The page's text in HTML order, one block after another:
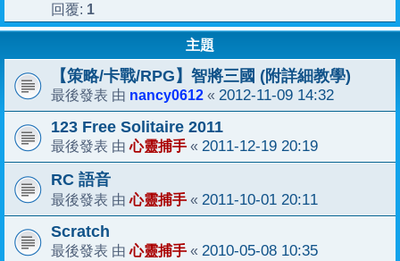
回覆: 1
主題
【策略/卡戰/RPG】智將三國 (附詳細教學)
最後發表 由 nancy0612 « 2012-11-09 14:32
123 Free Solitaire 2011
最後發表 由心靈捕手 « 2011-12-19 20:19
RC 語音
最後發表 由心靈捕手 « 2011-10-01 20:11
Scratch
最後發表 由心靈捕手 « 2010-05-08 10:35